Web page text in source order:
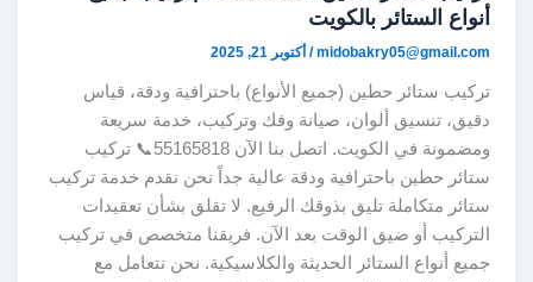
أنواع الستائر بالكويت
midobakry05@gmail.com
/أكتوبر 21, 2025
تركيب ستائر حطين (جميع الأنواع) باحترافية ودقة، قياس
دقيق، تنسيق ألوان، صيانة وفك وتركيب، خدمة سريعة
ومضمونة في الكويت. اتصل بنا الآن 55165818📞 تركيب
ستائر حطين باحترافية ودقة عالية جداً نحن نقدم خدمة تركيب
ستائر متكاملة تليق بذوقك الرفيع. لا تقلق بشأن تعقيدات
التركيب أو ضيق الوقت بعد الآن. فريقنا متخصص في تركيب
جميع أنواع الستائر الحديثة والكلاسيكية. نحن نتعامل مع